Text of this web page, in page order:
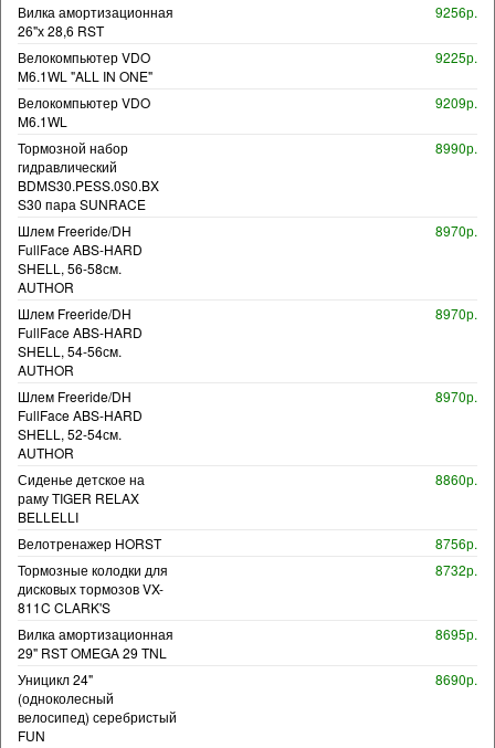
Вилка амортизационная
26"х 28,6 RST
9256р.
Велокомпьютер VDO
M6.1WL "ALL IN ONE"
9225р.
Велокомпьютер VDO
M6.1WL
9209р.
Тормозной набор
гидравлический
BDMS30.PESS.0S0.BX
S30 пара SUNRACE
8990р.
Шлем Freeride/DH
FullFace ABS-HARD
SHELL, 56-58см.
AUTHOR
8970р.
Шлем Freeride/DH
FullFace ABS-HARD
SHELL, 54-56см.
AUTHOR
8970р.
Шлем Freeride/DH
FullFace ABS-HARD
SHELL, 52-54см.
AUTHOR
8970р.
Сиденье детское на
раму TIGER RELAX
BELLELLI
8860р.
Велотренажер HORST
8756р.
Тормозные колодки для
дисковых тормозов VX-
811C CLARK'S
8732р.
Вилка амортизационная
29" RST OMEGA 29 TNL
8695р.
Уницикл 24"
(одноколесный
велосипед) серебристый
FUN
8690р.